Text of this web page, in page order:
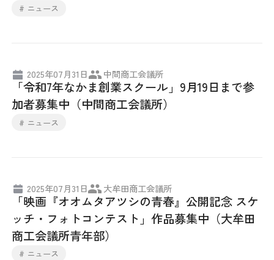
# ニュース
2025年07月31日 中間商工会議所
「令和7年なかま創業スクール」9月19日まで参
加者募集中（中間商工会議所）
# ニュース
2025年07月31日 大牟田商工会議所
「映画『オオムタアツシの青春』公開記念 スケ
ッチ・フォトコンテスト」作品募集中（大牟田
商工会議所青年部）
# ニュース